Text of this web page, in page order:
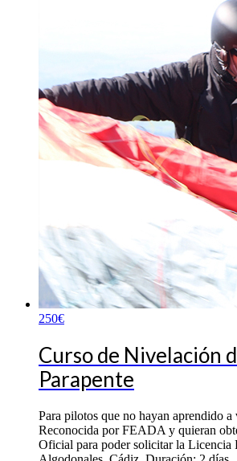
250€
Curso de Nivelación
Parapente
Para pilotos que no hayan aprendido a
Reconocida por FEADA y quieran
Oficial para poder solicitar la Licencia